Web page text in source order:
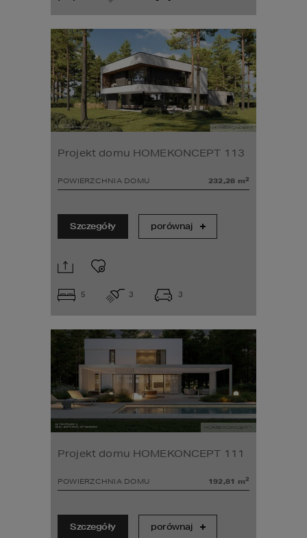
Projekt domu HOMEKONCEPT 113
POWIERZCHNIA DOMU 232,28 m2
5 3 3
Szczegóły porównaj
Projekt domu HOMEKONCEPT 111
POWIERZCHNIA DOMU 192,81 m2
Szczegóły porównaj